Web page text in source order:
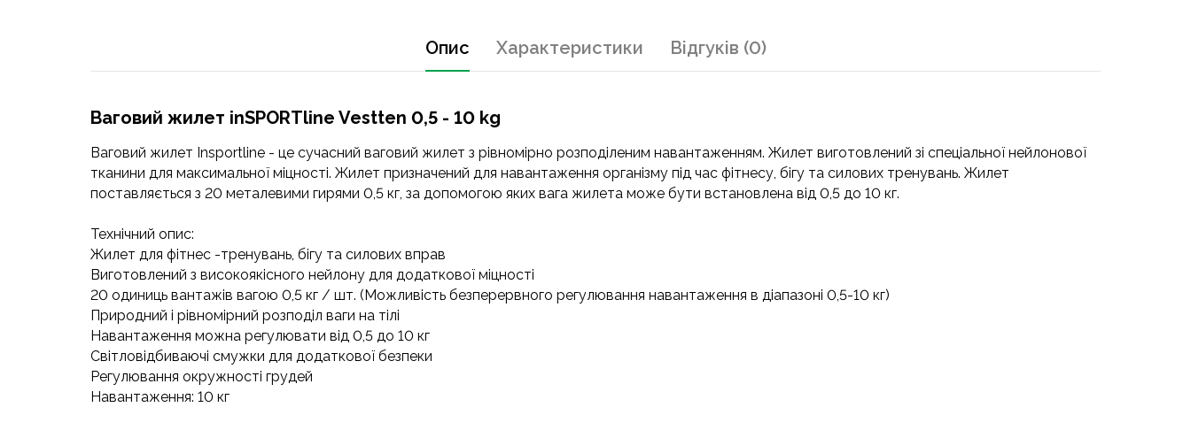
Опис Характеристики Відгуків (0)
Ваговий жилет inSPORTline Vestten 0,5 - 10 kg
Ваговий жилет Insportline - це сучасний ваговий жилет з рівномірно розподіленим навантаженням. Жилет виготовлений зі спеціальної нейлонової
тканини для максимальної міцності. Жилет призначений для навантаження організму під час фітнесу, бігу та силових тренувань. Жилет
поставляється з 20 металевими гирями 0,5 кг, за допомогою яких вага жилета може бути встановлена від 0,5 до 10 кг.
Технічний опис:
Жилет для фітнес -тренувань, бігу та силових вправ
Виготовлений з високоякісного нейлону для додаткової міцності
20 одиниць вантажів вагою 0,5 кг / шт. (Можливість безперервного регулювання навантаження в діапазоні 0,5-10 кг)
Природний і рівномірний розподіл ваги на тілі
Навантаження можна регулювати від 0,5 до 10 кг
Світловідбиваючі смужки для додаткової безпеки
Регулювання окружності грудей
Навантаження: 10 кг